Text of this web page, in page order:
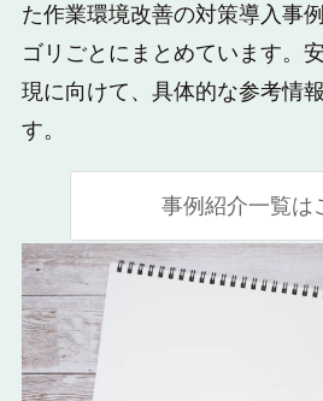
た作業環境改善の対策導入事
ゴリごとにまとめています。
現に向けて、具体的な参考情
す。
事例紹介一覧は